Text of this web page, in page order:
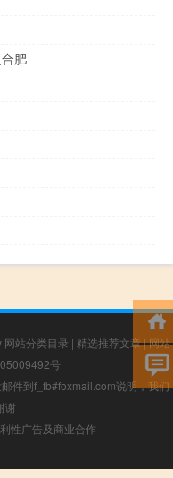
肥
网站分类目录 | 精选推荐文章|网站
号
件到f_fb#foxmail.com说明，我们
谢
性广告及商业合作